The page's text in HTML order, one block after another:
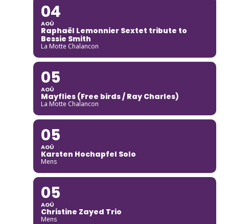
04
AOÛ
Raphaël Lemonnier Sextet tribute to
Bessie Smith
La Motte Chalancon
05
AOÛ
Mayflies (Free birds / Ray Charles)
La Motte Chalancon
05
AOÛ
Karsten Hochapfel Solo
Mens
05
AOÛ
Christine Zayed Trio
Mens